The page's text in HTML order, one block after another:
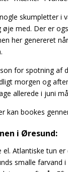
skumpletter i
med. Der er
her genereret
for spotning af
morgen og
allerede i juni
kan bookes
i Øresund:
el. Atlantiske tun
smalle farvand